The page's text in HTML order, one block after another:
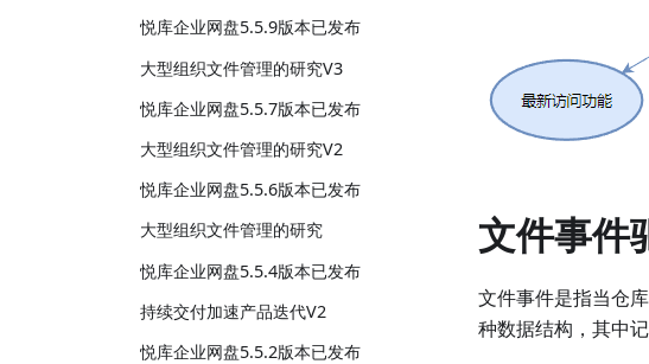
悦库企业网盘5.5.9版本已发布
大型组织文件管理的研究V3
悦库企业网盘5.5.7版本已发布
大型组织文件管理的研究V2
悦库企业网盘5.5.6版本已发布
大型组织文件管理的研究
悦库企业网盘5.5.4版本已发布
持续交付加速产品迭代V2
悦库企业网盘5.5.2版本已发布
文件事件
文件事件是指当仓
种数据结构，其中